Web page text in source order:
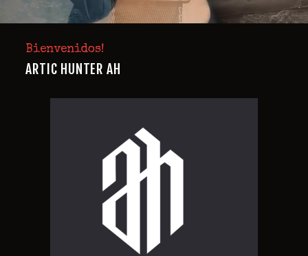
Bienvenidos!
ARTIC HUNTER AH